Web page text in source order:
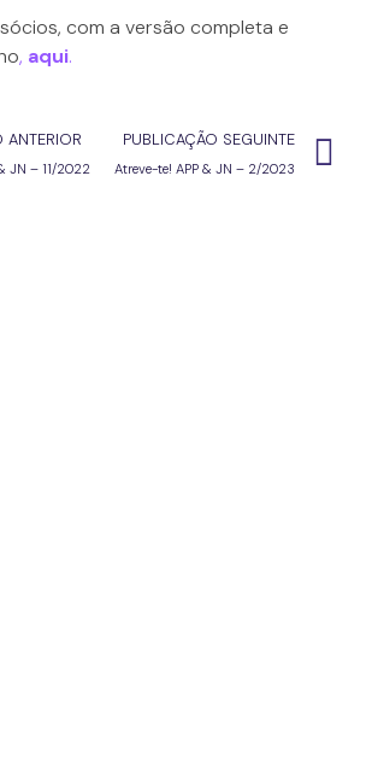
com a versão completa e
, aqui.
ANTERIOR
JN – 11/2022
PUBLICAÇÃO SEGUINTE
Atreve-te! APP & JN – 2/2023